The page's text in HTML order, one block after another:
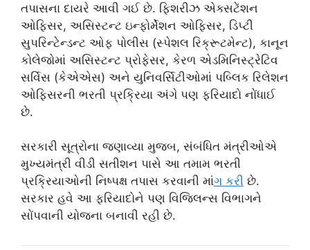
તપાસના દાયરે આવી ગઈ છે. ફિશરીઝ એક્સટેંશન
ઓફિસર, અસિસ્ટન્ટ ઇન્ફોર્મેશન ઓફિસર, ડિપ્ટી
સુપરિન્ટેન્ડન્ટ ઓફ પોલીસ (સ્પેશલ રિક્રૂટમેન્ટ), કાનૂન
કોલેજોમાં અસિસ્ટન્ટ પ્રોફેસર, કેરળ એડમિનિસ્ટ્રેટિવ
સર્વિસ (કેએએસ) અને યુનિવર્સિટીઓમાં પબ્લિક રિલેશન
ઓફિસરની ભરતી પ્રક્રિયા અંગે પણ ફરિયાદો નોંધાઈ
છે.
સરકારી સૂત્રોના જણાવ્યા મુજબ, સંબંધિત મંત્રીઓએ
મુખ્યમંત્રી વીડી સતીશન પાસે આ તમામ ભરતી
પ્રક્રિયાઓની નિષ્પક્ષ તપાસ કરવાની માંગ કર ી છે.
સરકાર હવે આ ફરિયાદોને પણ વિજિલન્સ વિભાગને
સોંપવાની યોજના બનાવી રહી છે.